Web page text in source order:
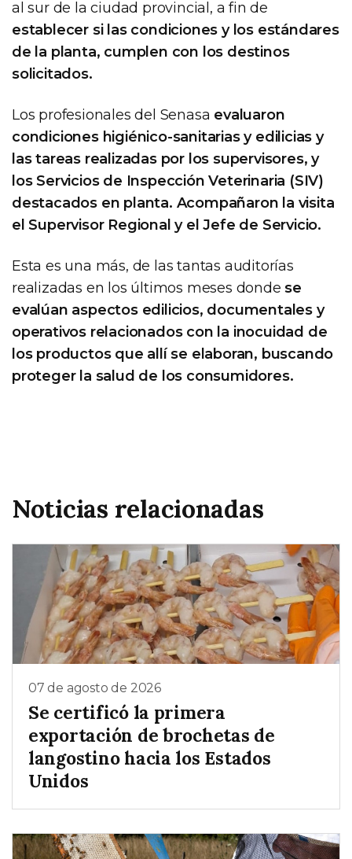
al sur de la ciudad provincial, a fin de
establecer si las condiciones y los estándares
de la planta, cumplen con los destinos
solicitados.
Los profesionales del Senasa evaluaron
condiciones higiénico-sanitarias y edilicias y
las tareas realizadas por los supervisores, y
los Servicios de Inspección Veterinaria (SIV)
destacados en planta. Acompañaron la visita
el Supervisor Regional y el Jefe de Servicio.
Esta es una más, de las tantas auditorías
realizadas en los últimos meses dondese
evalúan aspectos edilicios, documentales y
operativos relacionados con la inocuidad de
los productos que allí se elaboran, buscando
proteger la salud de los consumidores.
Noticias relacionadas
07 de agosto de 2026
Se certificó la primera
exportación de brochetas de
langostino hacia los Estados
Unidos